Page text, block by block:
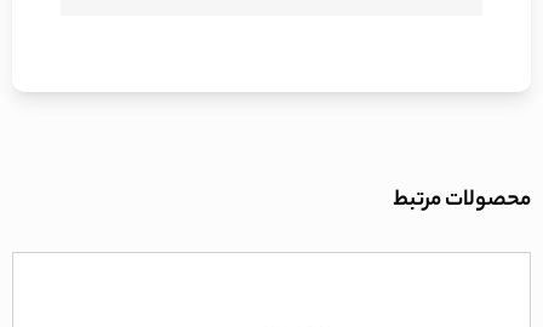
محصولات مرتبط